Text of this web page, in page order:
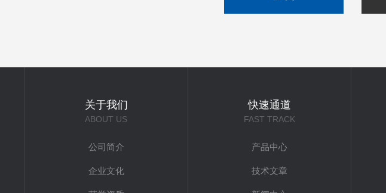
关于我们
ABOUT US
公司简介
企业文化
快速通道
FAST TRACK
产品中心
技术文章